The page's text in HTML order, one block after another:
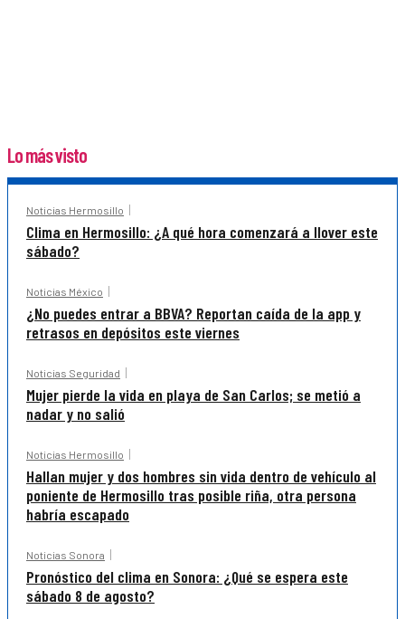
Lo más visto
Noticias Hermosillo
Clima en Hermosillo: ¿A qué hora comenzará a llover este
sábado?
Noticias México
¿No puedes entrar a BBVA? Reportan caída de la app y
retrasos en depósitos este viernes
Noticias Seguridad
Mujer pierde la vida en playa de San Carlos; se metió a
nadar y no salió
Noticias Hermosillo
Hallan mujer y dos hombres sin vida dentro de vehículo al
poniente de Hermosillo tras posible riña, otra persona
habría escapado
Noticias Sonora
Pronóstico del clima en Sonora: ¿Qué se espera este
sábado 8 de agosto?